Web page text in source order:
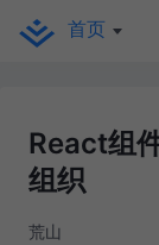
首页
React组
组织
荒山